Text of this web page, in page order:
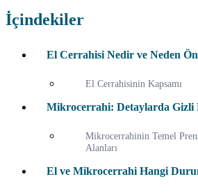
İçindekiler
El Cerrahisi Nedir ve Neden
El Cerrahisinin Kapsamı
Mikrocerrahi: Detaylarda Gizli
Mikrocerrahinin Temel
Alanları
El ve Mikrocerrahi Hangi